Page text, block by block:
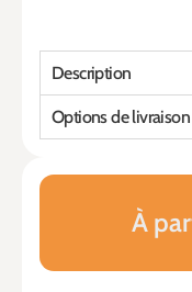
À
Description
Options de livraison